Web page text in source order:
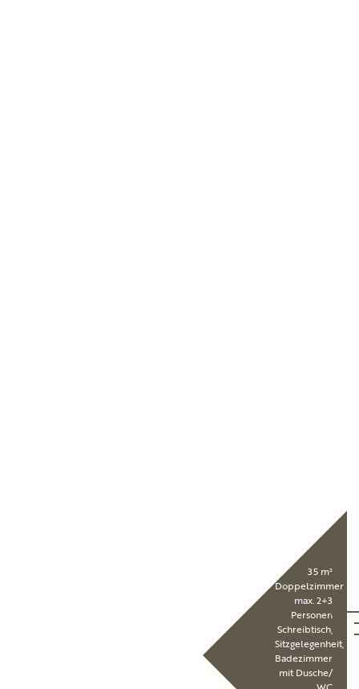
35 m²
Doppelzimmer
max. 2+3
Personen
Schreibtisch,
Sitzgelegenheit,
Badezimmer
mit Dusche/